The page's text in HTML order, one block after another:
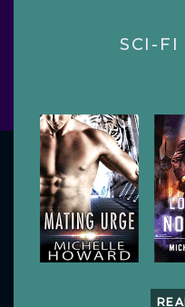
SCI-FI